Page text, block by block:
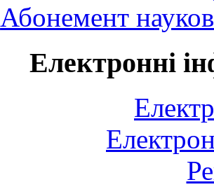
Абонемент
Електронні